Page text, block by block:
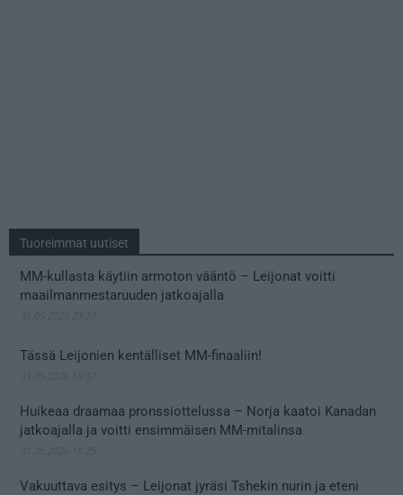
Tuoreimmat uutiset
MM-kullasta käytiin armoton vääntö – Leijonat voitti
maailmanmestaruuden jatkoajalla
Tässä Leijonien kentälliset MM-finaaliin!
Huikeaa draamaa pronssiottelussa – Norja kaatoi Kanadan
jatkoajalla ja voitti ensimmäisen MM-mitalinsa
Vakuuttava esitys – Leijonat jyräsi Tshekin nurin ja eteni